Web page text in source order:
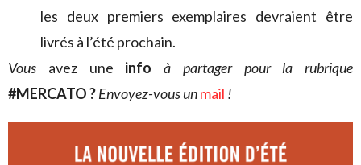
les deux premiers exemplaires devraient être
livrés à l’été prochain.
Vous avez une info à partager pour la rubrique
#MERCATO ?Envoyez-vous unmail !